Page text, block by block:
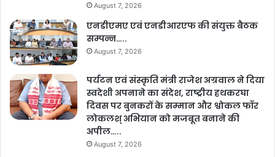
August 7, 2026
एनडीएमए एवं एनडीआरएफ की संयुक्त बैठक
सम्पन्न…..
August 7, 2026
पर्यटन एवं संस्कृति मंत्री राजेश अग्रवाल ने दिया
स्वदेशी अपनाने का संदेश, राष्ट्रीय हथकरघा
दिवस पर बुनकरों के सम्मान और श्वोकल फॉर
लोकलश् अभियान को मजबूत बनाने की
अपील…..
August 7, 2026